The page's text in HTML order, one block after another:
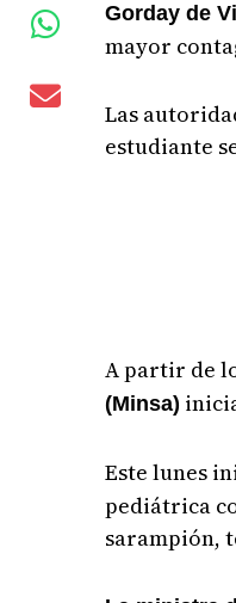
Gorday de
mayor
Las
estudiante
A partir de
(Minsa)
Este lunes
pediátrica
sarampión,